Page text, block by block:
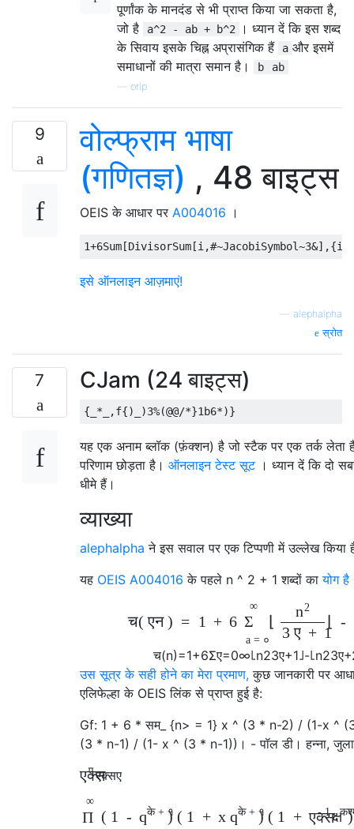
पूर्णांक के मानदंड से भी प्राप्त किया जा सकता है,
जो है
a^2 - ab + b^2
। ध्यान दें कि इस शब्द
के सिवाय इसके चिह्न अप्रासंगिक हैं
a और इसमें
समाधानों की मात्रा समान है।
b ab
orlp
9
वोल्फ्राम भाषा
(गणितज्ञ) , 48 बाइट्स
OEIS के आधार पर A004016 ।
इसे ऑनलाइन आज़माएं!
alephalpha
स्रोत
7 CJam (24 बाइट्स)
यह एक अनाम ब्लॉक (फ़ंक्शन) है जो स्टैक पर एक तर्क लेता
परिणाम छोड़ता है। ऑनलाइन टेस्ट सूट। ध्यान दें कि दो
धीमे हैं।
व्याख्या
alephalpha ने इस सवाल पर एक टिप्पणी में उल्लेख किया
यह OEIS A004016 के पहले n ^ 2 + 1 शब्दों कायोग है
च(एन) = 1 + 6 Σ
a = ०
∞ n2
3ए + 1
-
च(n)=1+6Σए=0∞⌊n23ए+1⌋-⌊n23ए+
उस सूत्र के सही होने का मेरा प्रमाण, कुछ जानकारी पर
एलिफेल्हा के OEIS लिंक से प्राप्त हुई है:
Gf: 1 + 6 * सम_ {n> = 1} x ^ (3 * n-2) / (1-x ^
(3 * n-1) / (1- x ^ (3 * n-1))। - पॉल डी। हन्ना,
एक्स
ए एक्सए
Π
∞
( 1 - qके + १
) ( 1 + x qके + १
) ( 1 + एक्स
-1 क्ष